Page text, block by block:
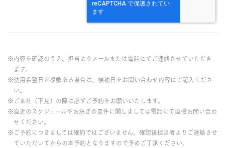
※内容を確認のうえ、担当よりメールまたは電話にてご連絡させていただき
ます。
※使用希望日が複数ある場合は、候補日をお問い合わせ内容にご記入くださ
い。
※ご来社（下見）の際は必ずご予約をお願いいたします。
※直近のスケジュールやお急ぎの要件に関しましては電話にて直接お問い合わ
せください。
※ご予約につきましては確約ではございません。確認後担当者よりご連絡させ
ていただいてからの本予約となりますので予めご了承ください。